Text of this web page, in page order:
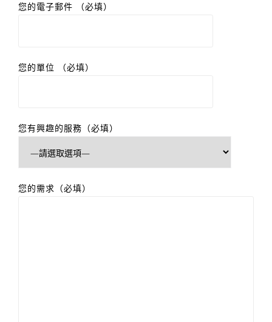
您的電子郵件 （必填）
您的單位 （必填）
您有興趣的服務（必填）
您的需求（必填）